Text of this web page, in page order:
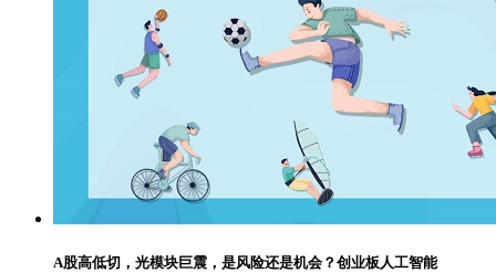
A股高低切，光模块巨震，是风险还是机会？创业板人工智能